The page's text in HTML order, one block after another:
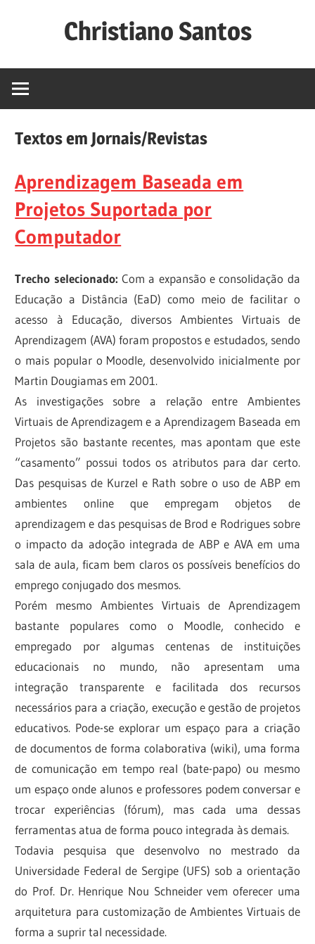
Christiano Santos
de
Santos,
do
Instituto
Federal
de
Textos em Jornais/Revistas
Aprendizagem Baseada em
Projetos Suportada por
Computador
Trecho selecionado: Com a expansão e consolidação da
Educação a Distância (EaD) como meio de facilitar o
acesso à Educação, diversos Ambientes Virtuais de
Aprendizagem (AVA) foram propostos e estudados, sendo
o mais popular o Moodle, desenvolvido inicialmente por
Martin Dougiamas em 2001.
As investigações sobre a relação entre Ambientes
Virtuais de Aprendizagem e a Aprendizagem Baseada em
Projetos são bastante recentes, mas apontam que este
“casamento” possui todos os atributos para dar certo.
Das pesquisas de Kurzel e Rath sobre o uso de ABP em
ambientes online que empregam objetos de
aprendizagem e das pesquisas de Brod e Rodrigues sobre
o impacto da adoção integrada de ABP e AVA em uma
sala de aula, ficam bem claros os possíveis benefícios do
emprego conjugado dos mesmos.
Porém mesmo Ambientes Virtuais de Aprendizagem
bastante populares como o Moodle, conhecido e
empregado por algumas centenas de instituições
educacionais no mundo, não apresentam uma
integração transparente e facilitada dos recursos
necessários para a criação, execução e gestão de projetos
educativos. Pode-se explorar um espaço para a criação
de documentos de forma colaborativa (wiki), uma forma
de comunicação em tempo real (bate-papo) ou mesmo
um espaço onde alunos e professores podem conversar e
trocar experiências (fórum), mas cada uma dessas
ferramentas atua de forma pouco integrada às demais.
Todavia pesquisa que desenvolvo no mestrado da
Universidade Federal de Sergipe (UFS) sob a orientação
do Prof. Dr. Henrique Nou Schneider vem oferecer uma
arquitetura para customização de Ambientes Virtuais de
forma a suprir tal necessidade.